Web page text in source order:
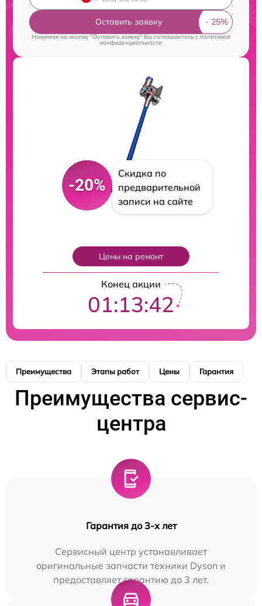
Оставить заявку
Нажимая на кнопку "Оставить заявку" Вы соглашаетесь cполитикой
конфиденциальности
-20%
Скидка по
предварительной
записи на сайте
Цены на ремонт
Конец акции
01:13:41
Преимущества Этапы работ Цены Гарантия
Преимущества сервис-
центра
Гарантия до 3-х лет
Сервисный центр устанавливает
оригинальные запчасти техники Dyson и
предоставляет гарантию до 3 лет.